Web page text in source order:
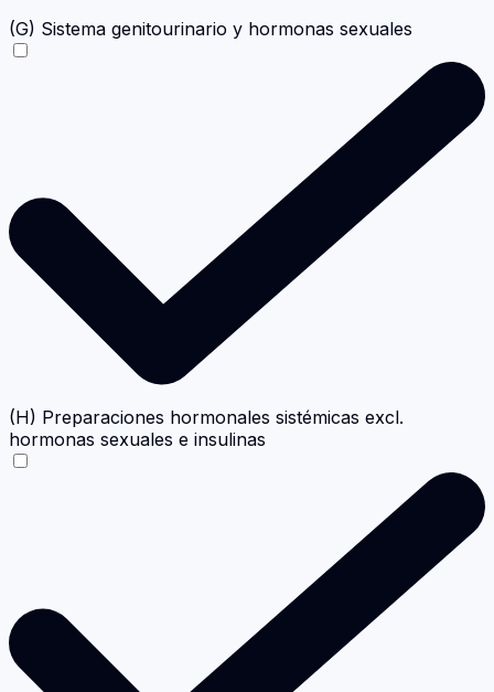
(G) Sistema genitourinario y hormonas sexuales
(H) Preparaciones hormonales sistémicas excl.
hormonas sexuales e insulinas